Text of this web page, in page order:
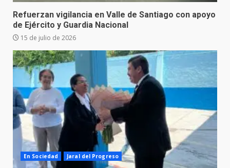
Refuerzan vigilancia en Valle de Santiago con apoyo
de Ejército y Guardia Nacional
15 de julio de 2026
En Sociedad Jaral del Progreso